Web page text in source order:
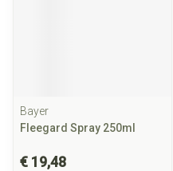
Bayer
Fleegard Spray 250ml
€ 19,48